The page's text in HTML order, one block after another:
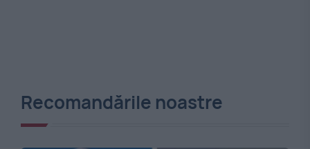
Recomandările noastre